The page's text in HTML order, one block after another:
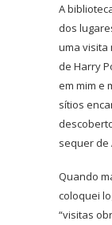
A
dos
uma visita
de Harry
em mim e
sítios
sequer de
Quando
coloquei
“visitas